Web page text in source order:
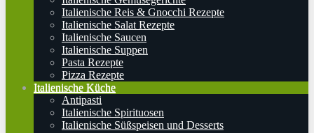
Italienische Reis & Gnocchi Rezepte
Italienische Salat Rezepte
Italienische Saucen
Italienische Suppen
Pasta Rezepte
Pizza Rezepte
Italienische Küche
Antipasti
Italienische Spirituosen
Italienische Süßspeisen und Desserts